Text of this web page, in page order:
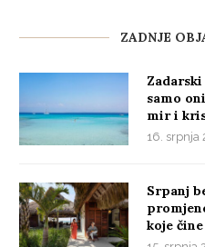
ZADNJE
samo
mir i
16. srpnja
Srpanj
koje